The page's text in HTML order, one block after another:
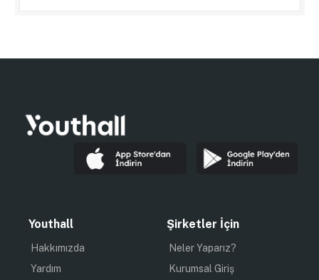
Youthall
Hakkımızda
Yardım
Şirketler İçin
Neler Yaparız?
Kurumsal Giriş